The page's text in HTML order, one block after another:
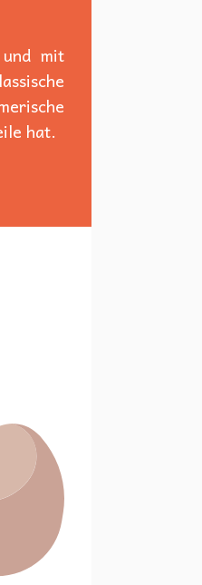
mit
hat.